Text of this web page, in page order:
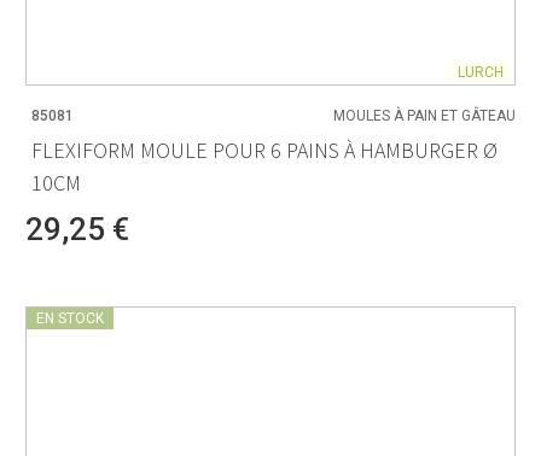
LURCH
85081 MOULES À PAIN ET GÂTEAU
FLEXIFORM MOULE POUR 6 PAINS À HAMBURGER Ø
10CM
29,25 €
EN STOCK